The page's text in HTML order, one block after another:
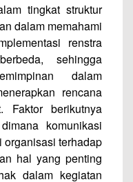
tingkat struktur
dalam memahami
renstra
sehingga
dalam
rencana
Faktor berikutnya
komunikasi
organisasi terhadap
hal yang penting
dalam kegiatan